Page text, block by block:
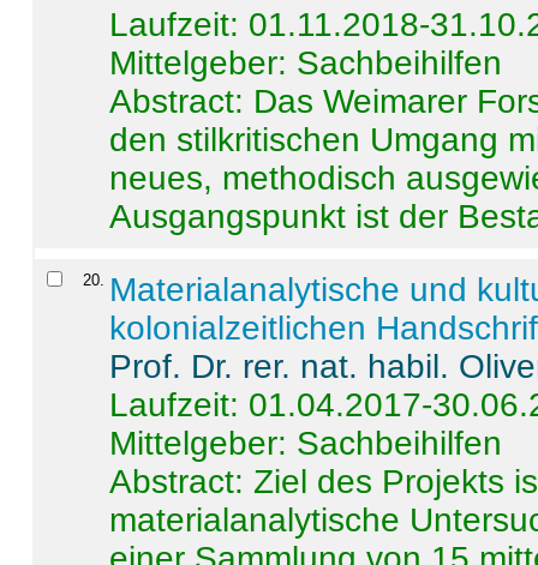
Laufzeit: 01.11.2018-
Mittelgeber: Sachbeihilfen
Abstract: Das Weimarer
den stilkritischen Umgang
neues, methodisch
Ausgangspunkt ist der
20
Materialanalytische und
kolonialzeitlichen
Prof. Dr. rer. nat. habil.
Laufzeit: 01.04.2017-
Mittelgeber: Sachbeihilfen
Abstract:Ziel des Projekts
materialanalytische